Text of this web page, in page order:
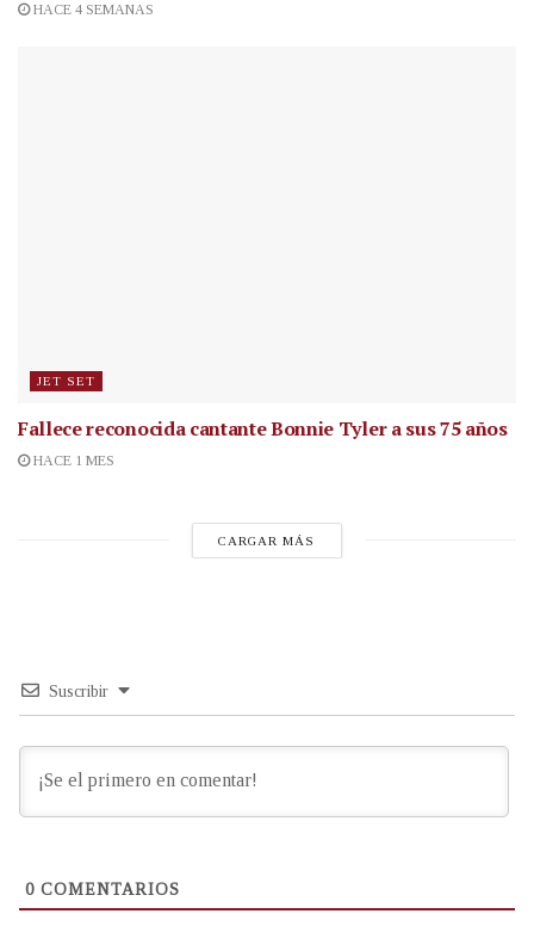
HACE 4 SEMANAS
JET SET
Fallece reconocida cantanteBonnie Tyler a sus 75 años
HACE 1 MES
CARGAR MÁS
Suscribir
0 COMENTARIOS